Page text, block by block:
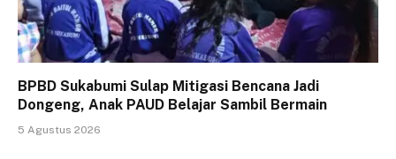
BPBD Sukabumi Sulap Mitigasi Bencana Jadi
Dongeng, Anak PAUD Belajar Sambil Bermain
5 Agustus 2026